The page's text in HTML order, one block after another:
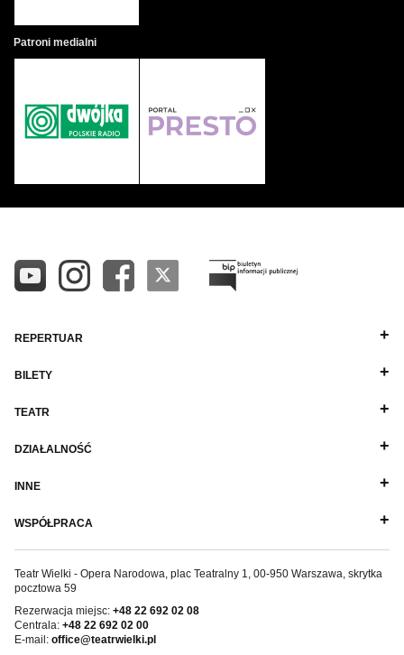
Patroni medialni
REPERTUAR
BILETY
TEATR
DZIAŁALNOŚĆ
INNE
WSPÓŁPRACA
Teatr Wielki - Opera Narodowa, plac Teatralny 1, 00-950 Warszawa, skrytka
pocztowa 59
Rezerwacja miejsc: +48 22 692 02 08
Centrala: +48 22 692 02 00
E-mail: office@teatrwielki.pl